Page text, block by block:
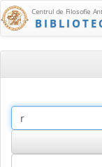
Centrul de Filosofie